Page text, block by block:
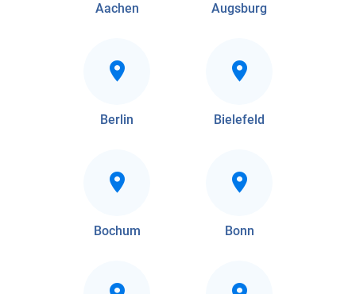
Aachen Augsburg
Berlin Bielefeld
Bochum Bonn